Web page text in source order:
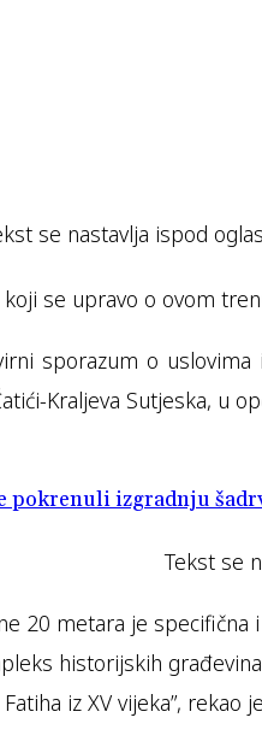
se nastavlja ispod
se upravo o ovom
sporazum o
Kraljeva Sutjeska, u
pokrenuli izgradnju
Tekst se
20 metara je
historijskih
iz XV vijeka”, rekao